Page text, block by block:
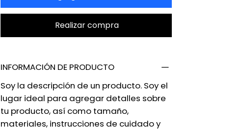
Realizar compra
INFORMACIÓN DE PRODUCTO
Soy la descripción de un producto. Soy el
lugar ideal para agregar detalles sobre
tu producto, así como tamaño,
materiales, instrucciones de cuidado y